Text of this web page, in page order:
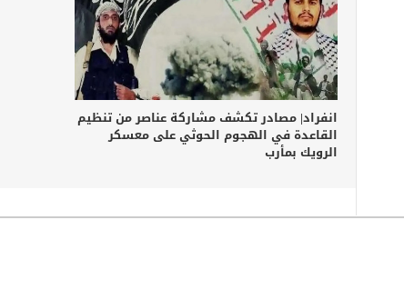
انفراد| مصادر تكشف مشاركة عناصر من تنظيم
القاعدة في الهجوم الحوثي على معسكر
الرويك بمأرب